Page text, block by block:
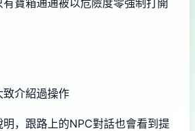
寶箱通通被以危險度零強制打開
致介紹過操作
，跟路上的NPC對話也會看到提